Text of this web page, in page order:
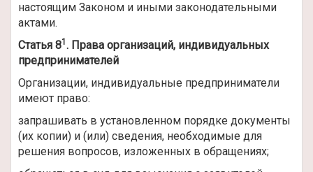
настоящим Законом и иными законодательными
актами.
Статья 81 . Права организаций, индивидуальных
предпринимателей
Организации, индивидуальные предприниматели
имеют право:
запрашивать в установленном порядке документы
(их копии) и (или) сведения, необходимые для
решения вопросов, изложенных в обращениях;